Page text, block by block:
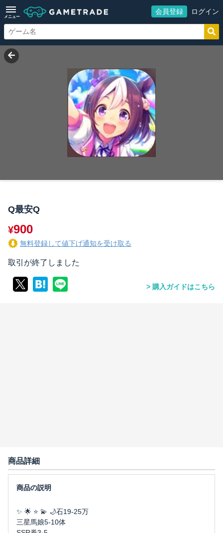
メニュー
会員登録 ログイン
Q最安Q
¥900
無料登録して値下げ通知を受け取る
取引が終了しました
購入ガイドはこちら
商品詳細
✨ 🌟 ⭐ 💫 🌙石19-25万
三星馬娘5-10体